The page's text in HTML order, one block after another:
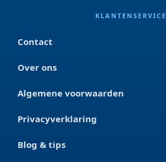
KLANTENSERVICE
Contact
Over ons
Algemene voorwaarden
Privacyverklaring
Blog & tips